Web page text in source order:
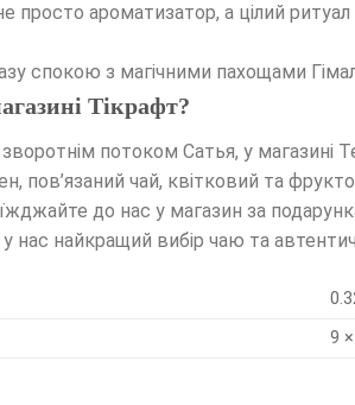
просто ароматизатор, а цілий
спокою з магічними пахощами
Тікрафт?
потоком Сатья, у магазині
пов’язаний чай, квітковий та
до нас у магазин за
нас найкращий вибір чаю та
9